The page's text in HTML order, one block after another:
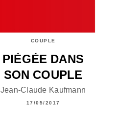
COUPLE
PIÉGÉE DANS
SON COUPLE
Jean-Claude Kaufmann
17/05/2017